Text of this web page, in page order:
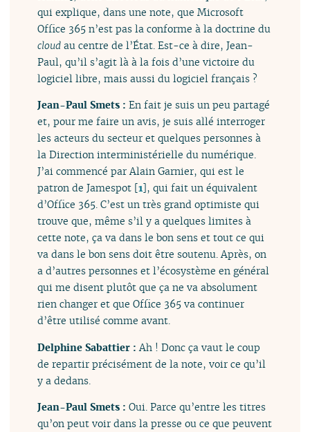
qui explique, dans une note, que Microsoft
Office 365 n’est pas la conforme à la doctrine du
cloud au centre de l’État. Est-ce à dire, Jean-
Paul, qu’il s’agit là à la fois d’une victoire du
logiciel libre, mais aussi du logiciel français ?
Jean-Paul Smets :En fait je suis un peu partagé
et, pour me faire un avis, je suis allé interroger
les acteurs du secteur et quelques personnes à
la Direction interministérielle du numérique.
J’ai commencé par Alain Garnier, qui est le
patron de Jamespot [1], qui fait un équivalent
d’Office 365. C’est un très grand optimiste qui
trouve que, même s’il y a quelques limites à
cette note, ça va dans le bon sens et tout ce qui
va dans le bon sens doit être soutenu. Après, on
a d’autres personnes et l’écosystème en général
qui me disent plutôt que ça ne va absolument
rien changer et que Office 365 va continuer
d’être utilisé comme avant.
Delphine Sabattier :Ah ! Donc ça vaut le coup
de repartir précisément de la note, voir ce qu’il
y a dedans.
Jean-Paul Smets :Oui. Parce qu’entre les titres
qu’on peut voir dans la presse ou ce que peuvent